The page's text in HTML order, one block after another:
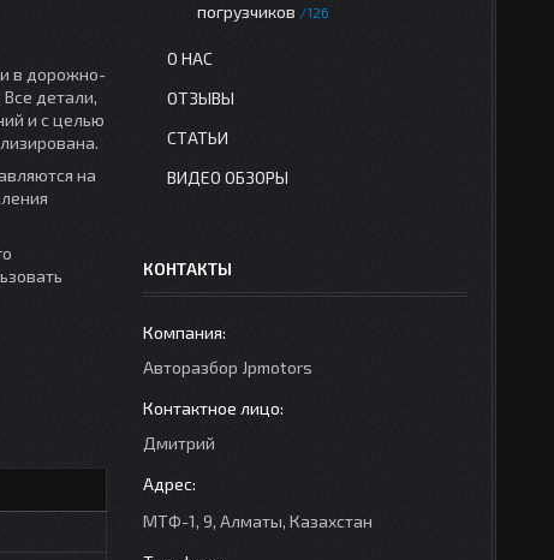
в дорожно-
детали,
и с целью
на
погрузчиков
126
О НАС
ОТЗЫВЫ
СТАТЬИ
ВИДЕО ОБЗОРЫ
КОНТАКТЫ
Авторазбор Jpmotors
Дмитрий
МТФ-1, 9, Алматы, Казахстан